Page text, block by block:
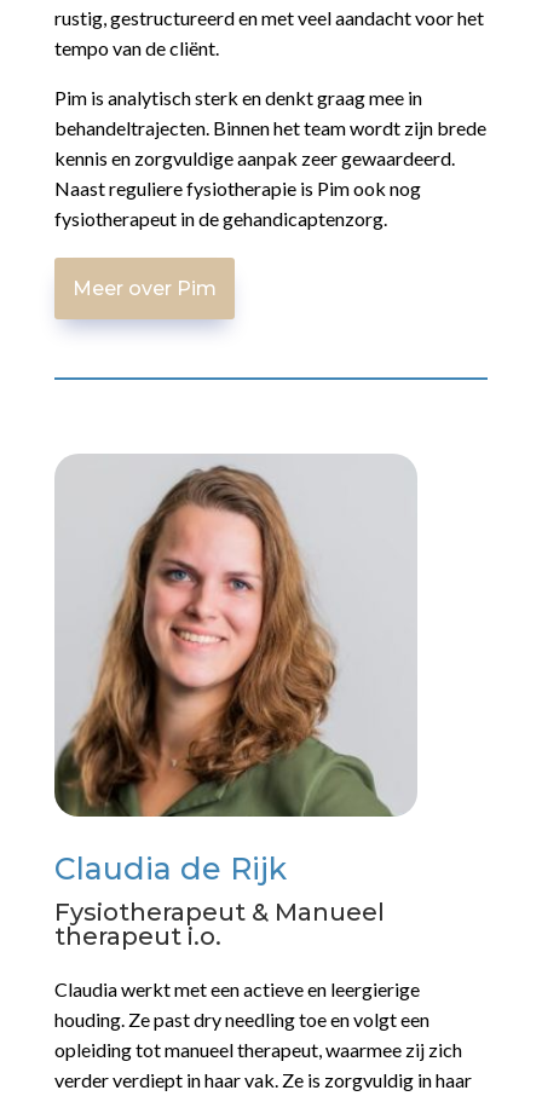
rustig, gestructureerd en met veel aandacht voor het
tempo van de cliënt.
Pim is analytisch sterk en denkt graag mee in
behandeltrajecten. Binnen het team wordt zijn brede
kennis en zorgvuldige aanpak zeer gewaardeerd.
Naast reguliere fysiotherapie is Pim ook nog
fysiotherapeut in de gehandicaptenzorg.
Meer over Pim
Claudia de Rijk
Fysiotherapeut & Manueel
therapeut i.o.
Claudia werkt met een actieve en leergierige
houding. Ze past dry needling toe en volgt een
opleiding tot manueel therapeut, waarmee zij zich
verder verdiept in haar vak. Ze is zorgvuldig in haar